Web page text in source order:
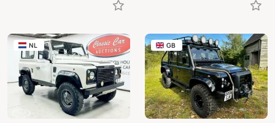
NL GB